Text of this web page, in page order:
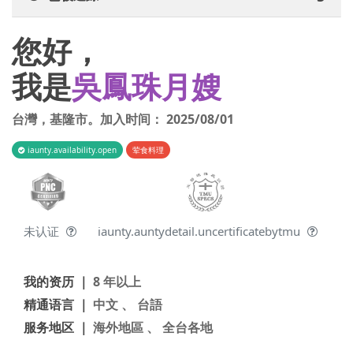
您好，
我是吳鳳珠月嫂
台灣， 基隆市。加入时间： 2025/08/01
iaunty.availability.open 荤食料理
未认证 iaunty.auntydetail.uncertificatebytmu
我的资历 ｜ 8 年以上
精通语言 ｜ 中文 、 台語
服务地区 ｜ 海外地區 、 全台各地